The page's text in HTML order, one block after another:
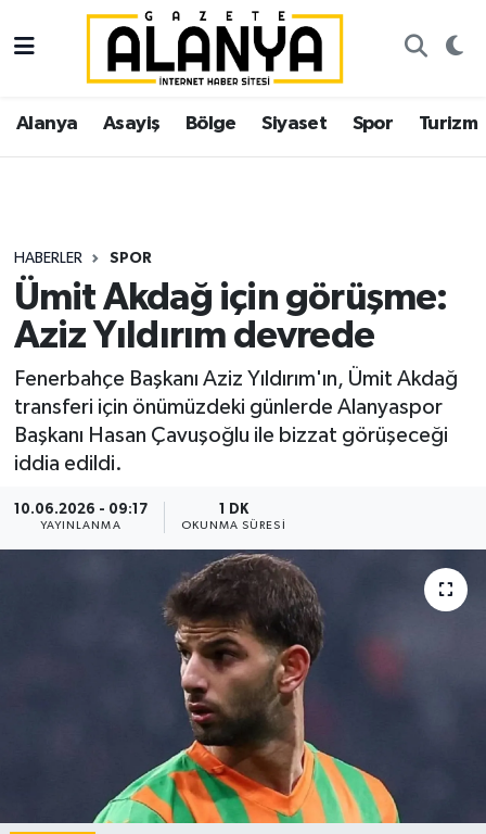
Alanya Asayiş Bölge Siyaset Spor Turizm
HABERLER SPOR
Ümit Akdağ için görüşme:
Aziz Yıldırım devrede
Fenerbahçe Başkanı Aziz Yıldırım'ın, Ümit Akdağ
transferi için önümüzdeki günlerde Alanyaspor
Başkanı Hasan Çavuşoğlu ile bizzat görüşeceği
iddia edildi.
10.06.2026 - 09:17
YAYINLANMA
1 DK
OKUNMA SÜRESI
Alanya
Asayiş
Siyaset
Spor
Ekonomi
Gazipaşa
İstanbul Nöbetçi Eczaneler
İstanbul Hava Durumu
Süper Lig Puan Durumu ve Fikstür
Tüm Manşetler
Haber Arşivi